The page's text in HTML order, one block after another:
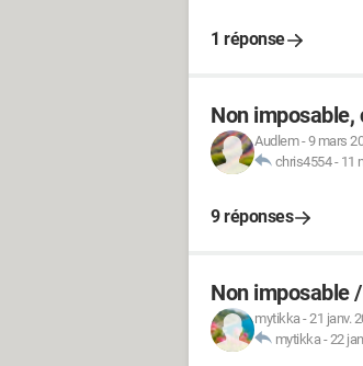
1 réponse
Non
Audlem-9 mars
chris4554- 11
9 réponses
Non imposable
mytikka-21 janv.
mytikka-22